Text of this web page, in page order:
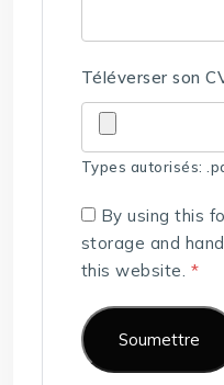
Téléverser son
Types autorisés:
By using this
storage and
this website. *